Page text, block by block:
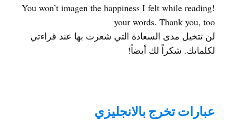
!You won’t imagen the happiness I felt while reading
your words. Thank you, too
لن تتخيل مدى السعادة التي شعرت بها عند قراءتي
لكلماتك. شكراً لك أيضاً!
عبارات تخرج بالانجليزي